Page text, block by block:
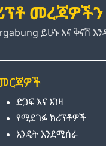
ይሁኑ እና ቅናሽ
ድጋፍ እና እገዛ
የሚደገፉ ክሪፕቶዎች
እንዴት እንደሚሰራ